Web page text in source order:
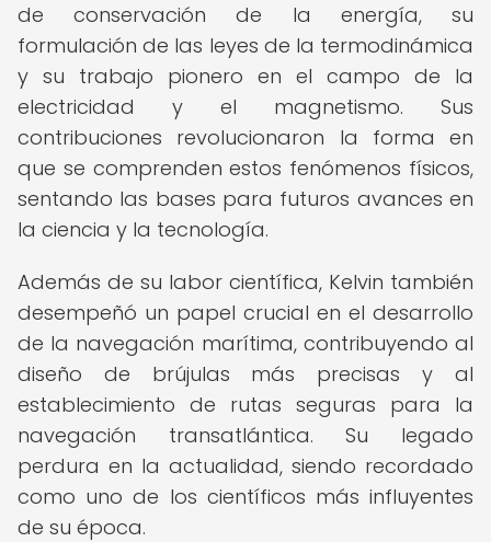
de conservación de la energía, su
formulación de las leyes de la termodinámica
y su trabajo pionero en el campo de la
electricidad y el magnetismo. Sus
contribuciones revolucionaron la forma en
que se comprenden estos fenómenos físicos,
sentando las bases para futuros avances en
la ciencia y la tecnología.
Además de su labor científica, Kelvin también
desempeñó un papel crucial en el desarrollo
de la navegación marítima, contribuyendo al
diseño de brújulas más precisas y al
establecimiento de rutas seguras para la
navegación transatlántica. Su legado
perdura en la actualidad, siendo recordado
como uno de los científicos más influyentes
de su época.